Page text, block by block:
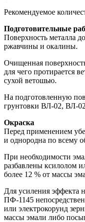
Рекомендуемое
Подготовительные
Поверхность металла
ржавчины и окалины.
Очищенная
для чего протирается
сухой ветошью.
На подготовленную
грунтовки ВЛ-02, ВЛ-
Окраска
Перед применением
и однородна по всему
При необходимости
разбавлены ксилолом
более 12 % от массы
Для усиления эффекта
ПФ-1145
или электрокорунд
массы эмали либо